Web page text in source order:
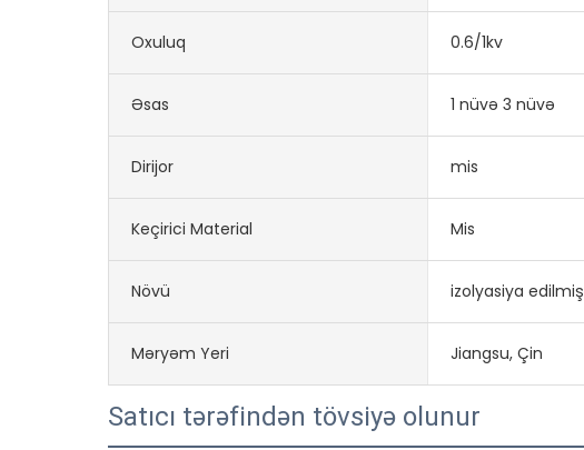
Oxuluq 0.6/1kv
Əsas 1 nüvə 3 nüvə
Dirijor mis
Keçirici Material Mis
Növü izolyasiya edilmiş
Məryəm Yeri Jiangsu, Çin
Satıcı tərəfindən tövsiyə olunur